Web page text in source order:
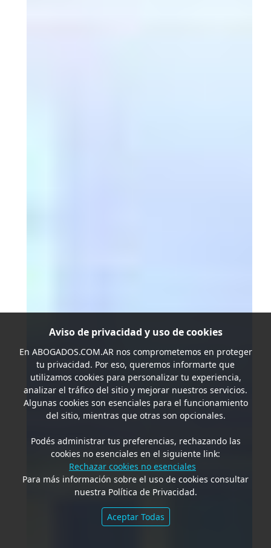
Aviso de privacidad y uso de cookies
En ABOGADOS.COM.ARnos comprometemos en proteger
tu privacidad. Por eso, queremos informarte que
utilizamos cookies para personalizar tu experiencia,
analizar el tráfico del sitio y mejorar nuestros servicios.
Algunas cookies son esenciales para el funcionamiento
del sitio, mientras que otras son opcionales.
Podés administrar tus preferencias, rechazando las
cookies no esenciales en el siguiente link:
Rechazar cookies no esenciales
Para más información sobre el uso de cookies consultar
nuestra Política de Privacidad.
Aceptar Todas